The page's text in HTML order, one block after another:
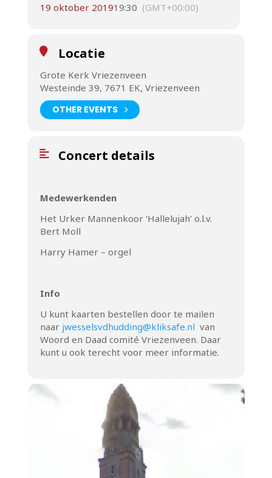
19 oktober 201919:30 (GMT+00:00)
Locatie
Grote Kerk Vriezenveen
Westeinde 39, 7671 EK, Vriezenveen
OTHER EVENTS
Concert details
Medewerkenden
Het Urker Mannenkoor ‘Hallelujah’ o.l.v.
Bert Moll
Harry Hamer – orgel
Info
U kunt kaarten bestellen door te mailen
naar jwesselsvdhudding@kliksafe.nl van
Woord en Daad comité Vriezenveen. Daar
kunt u ook terecht voor meer informatie.